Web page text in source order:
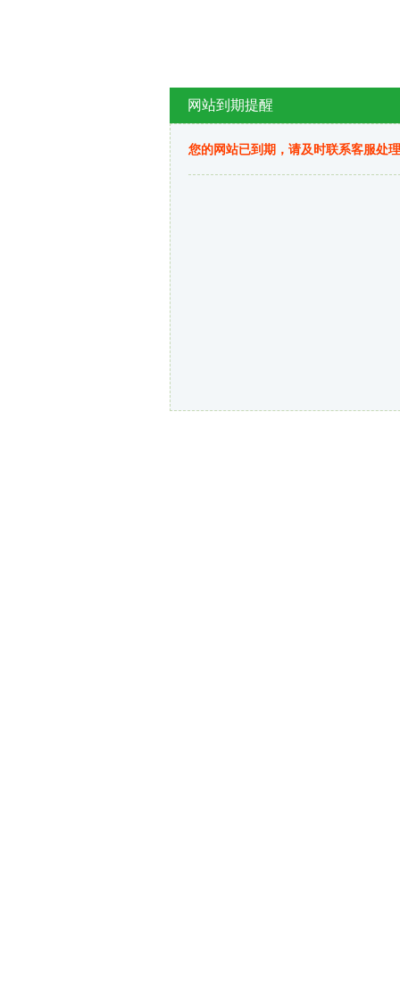
网站到期提醒
您的网站已到期，请及时联系客服处理